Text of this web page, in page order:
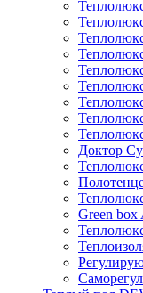
Доктор
Green box